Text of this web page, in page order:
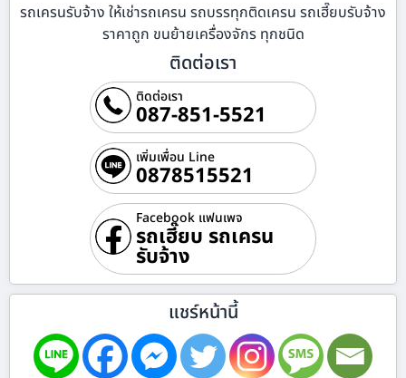
รถเครนรับจ้าง ให้เช่ารถเครน รถบรรทุกติดเครน รถเฮี๊ยบรับจ้าง
ราคาถูก ขนย้ายเครื่องจักร ทุกชนิด
ติดต่อเรา
ติดต่อเรา
087-851-5521
เพิ่มเพื่อน Line
0878515521
Facebook แฟนเพจ
รถเฮี๊ยบ รถเครน
รับจ้าง
แชร์หน้านี้